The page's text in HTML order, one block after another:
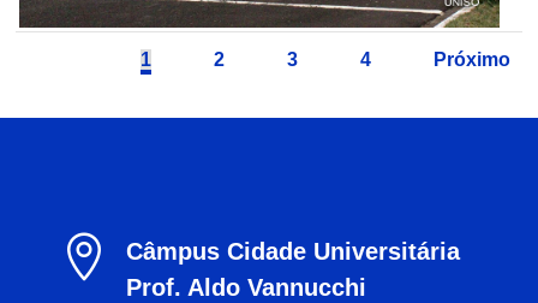
1 2 3 4 Próximo

Câmpus Cidade Universitária
Prof. Aldo Vannucchi